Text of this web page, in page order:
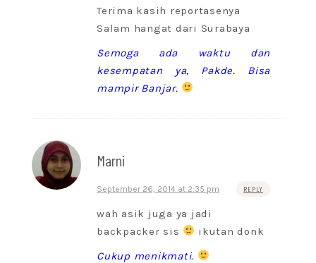
Terima kasih reportasenya
Salam hangat dari Surabaya
Semoga ada waktu dan
kesempatan ya, Pakde. Bisa
mampir Banjar.
Marni
September 26, 2014 at 2:35 pm REPLY
wah asik juga ya jadi
backpacker sis
ikutan donk
Cukup menikmati.